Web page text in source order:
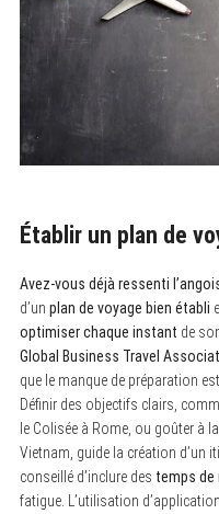
Établir un plan de
Avez-vous déjà ressenti
d’un plan de voyage bien établi
optimiser chaque instant de
Global Business Travel
que le manque de préparation
Définir des objectifs clairs,
le Colisée à Rome, ou goûter à
Vietnam, guide la création d’un
conseillé d’inclure des temps de
fatigue. L’utilisation